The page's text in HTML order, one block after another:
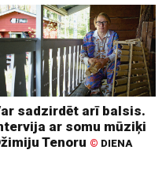
sadzirdēt arī balsis.
ar somu mūziķi
Tenoru © DIENA